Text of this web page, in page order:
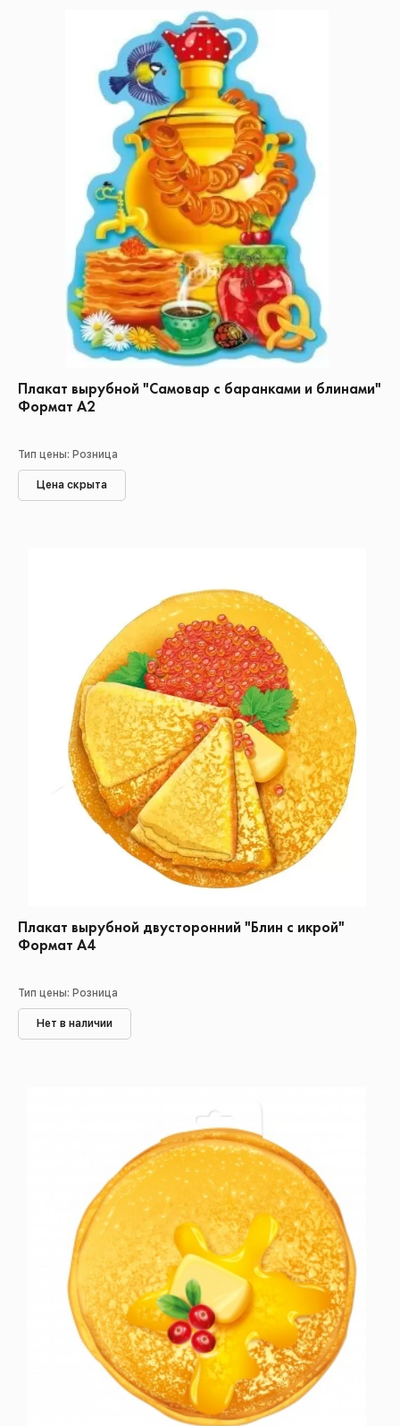
Плакат вырубной "Самовар с баранками и блинами"
Формат А2
Тип цены: Розница
Цена скрыта
Плакат вырубной двусторонний "Блин с икрой"
Формат А4
Тип цены: Розница
Нет в наличии